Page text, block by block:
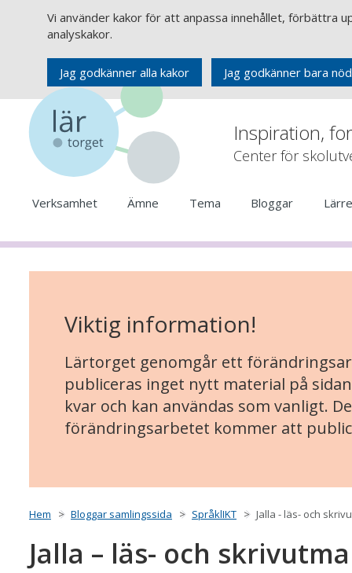
Vi använder kakor för att anpassa innehållet, förbättra
analyskakor.
Jag godkänner alla kakor Jag godkänner bara
Inspiration,
Center för
Verksamhet Ämne Tema Bloggar
Viktig information!
Lärtorget genomgår ett
publiceras inget nytt material på
kvar och kan användas som vanligt.
förändringsarbetet kommer att
Hem Bloggar samlingssida SpråklIKT Jalla - läs- och
Jalla – läs- och